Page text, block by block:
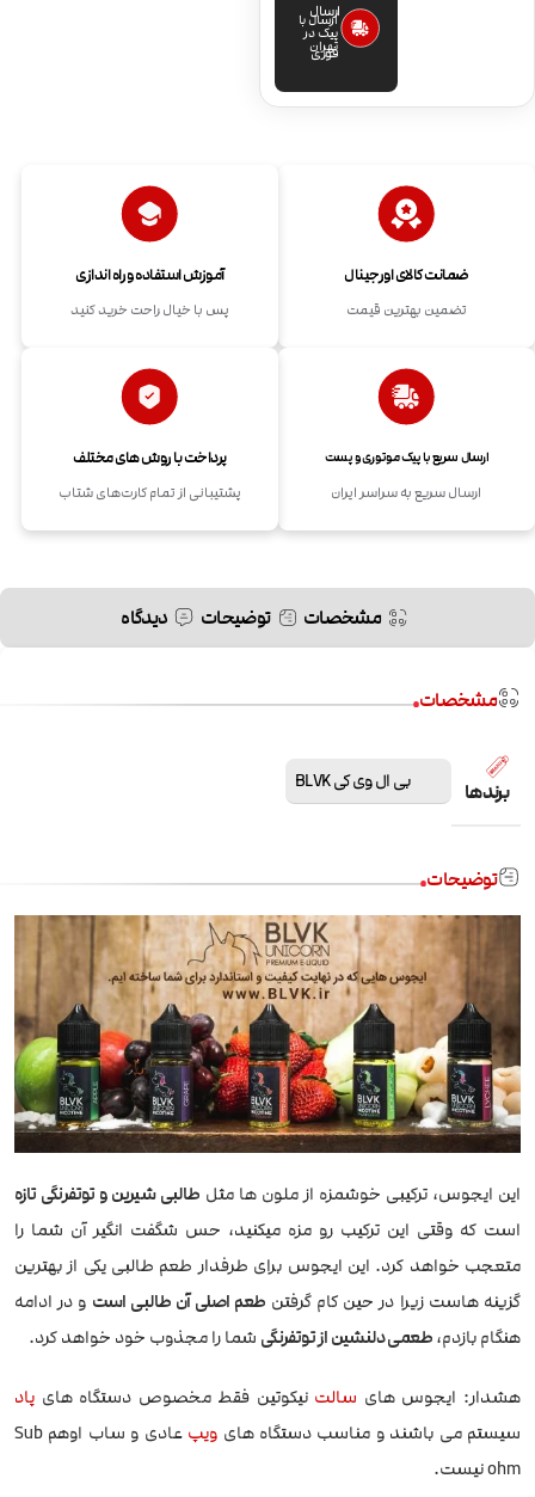
ارسال
فوری
ارسال با
پیک در
تهران
ضمانت کالای اورجینال
تضمین بهترین قیمت
آموزش استفاده و راه اندازی
پس با خیال راحت خرید کنید
ارسال سریع با پیک موتوری و پست
ارسال سریع به سراسر ایران
پرداخت با روش های مختلف
پشتیبانی از تمام کارت‌های شتاب
مشخصات توضیحات دیدگاه
مشخصات
برندها بی ال وی کی BLVK
توضیحات
این ایجوس، ترکیبی خوشمزه از ملون ها مثل طالبی شیرین و توتفرنگی تازه
است که وقتی این ترکیب رو مزه میکنید، حس شگفت انگیر آن شما را
متعجب خواهد کرد. این ایجوس برای طرفدار طعم طالبی یکی از بهترین
گزینه هاست زیرا در حین کام گرفتن طعم اصلی آن طالبی است و در ادامه
هنگام بازدم،طعمی دلنشین از توتفرنگی شما را مجذوب خود خواهد کرد.
هشدار: ایجوس های سالت نیکوتین فقط مخصوص دستگاه های پاد
سیستم می باشند و مناسب دستگاه های ویپ
عادی و ساب اوهم Sub
ohm نیست.